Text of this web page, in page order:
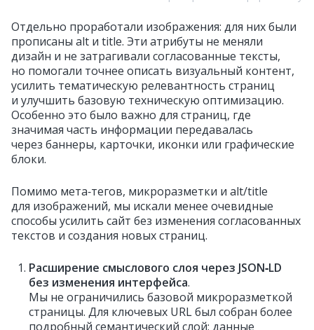
Отдельно проработали изображения: для них были
прописаны alt и title. Эти атрибуты не меняли
дизайн и не затрагивали согласованные тексты,
но помогали точнее описать визуальный контент,
усилить тематическую релевантность страниц
и улучшить базовую техническую оптимизацию.
Особенно это было важно для страниц, где
значимая часть информации передавалась
через баннеры, карточки, иконки или графические
блоки.
Помимо мета‑тегов, микроразметки и alt/title
для изображений, мы искали менее очевидные
способы усилить сайт без изменения согласованных
текстов и создания новых страниц.
Расширение смыслового слоя через JSON‑LD
без изменения интерфейса.
Мы не ограничились базовой микроразметкой
страницы. Для ключевых URL был собран более
подробный семантический слой: данные